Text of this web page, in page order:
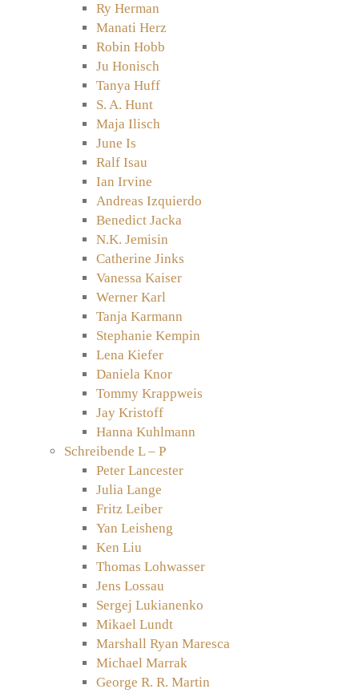
Ry Herman
Manati Herz
Robin Hobb
Ju Honisch
Tanya Huff
S. A. Hunt
Maja Ilisch
June Is
Ralf Isau
Ian Irvine
Andreas Izquierdo
Benedict Jacka
N.K. Jemisin
Catherine Jinks
Vanessa Kaiser
Werner Karl
Tanja Karmann
Stephanie Kempin
Lena Kiefer
Daniela Knor
Tommy Krappweis
Jay Kristoff
Hanna Kuhlmann
Schreibende L – P
Peter Lancester
Julia Lange
Fritz Leiber
Yan Leisheng
Ken Liu
Thomas Lohwasser
Jens Lossau
Sergej Lukianenko
Mikael Lundt
Marshall Ryan Maresca
Michael Marrak
George R. R. Martin